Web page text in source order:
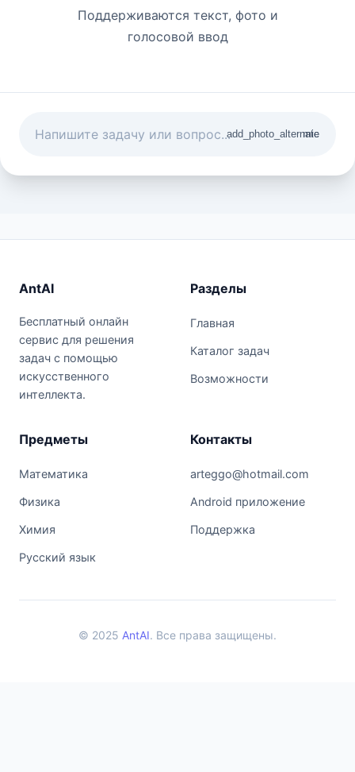
Поддерживаются текст, фото и
голосовой ввод
add_photo_alternate
mic
AntAI
Бесплатный онлайн
сервис для решения
задач с помощью
искусственного
интеллекта.
Разделы
Главная
Каталог задач
Возможности
Предметы
Математика
Физика
Химия
Русский язык
Контакты
arteggo@hotmail.com
Android приложение
Поддержка
© 2025 AntAI. Все права защищены.